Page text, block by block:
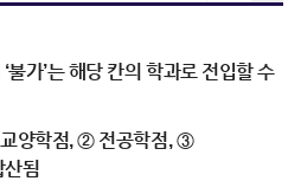
불가’는 해당 칸의 학과로 전입할 수
양학점, ② 전공학점, ③
산됨